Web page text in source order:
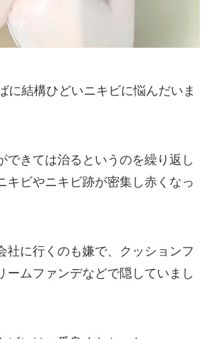
に結構ひどいニキビに悩んだいま
できては治るというのを繰り返し
キビやニキビ跡が密集し赤くなっ
社に行くのも嫌で、クッションフ
ームファンデなどで隠していまし